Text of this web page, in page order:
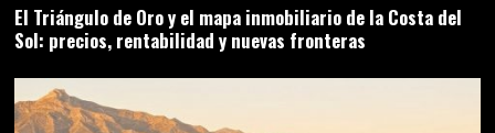
El Triángulo de Oro y el mapa inmobiliario de la Costa del
Sol: precios, rentabilidad y nuevas fronteras